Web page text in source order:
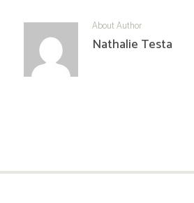
About Author
Nathalie Testa